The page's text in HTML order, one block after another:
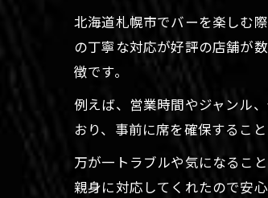
北海道札幌市でバーを楽しむ
の丁寧な対応が好評の店舗が
徴です。
例えば、営業時間やジャンル
おり、事前に席を確保するこ
万が一トラブルや気になるこ
親身に対応してくれたので安